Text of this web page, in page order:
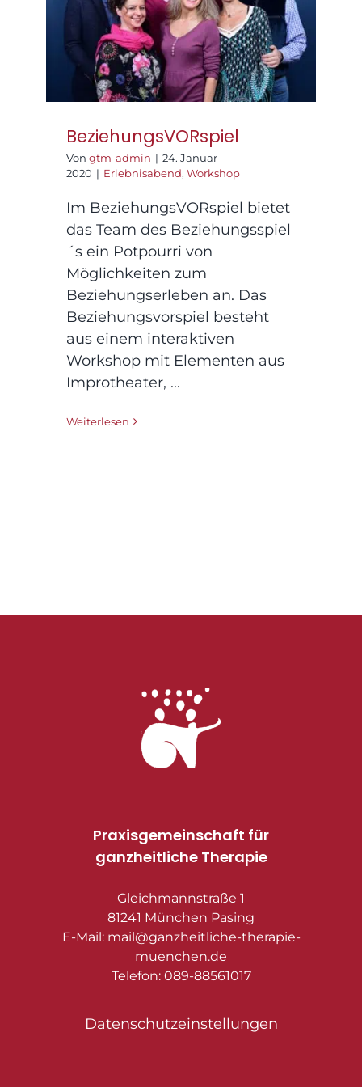
BeziehungsVORspiel
BeziehungsVORspiel
Von gtm-admin | 24. Januar
2020 | Erlebnisabend, Workshop
Im BeziehungsVORspiel bietet
das Team des Beziehungsspiel
´s ein Potpourri von
Möglichkeiten zum
Beziehungserleben an. Das
Beziehungsvorspiel besteht
aus einem interaktiven
Workshop mit Elementen aus
Improtheater, ...
Weiterlesen
Praxisgemeinschaft für
ganzheitliche Therapie
Gleichmannstraße 1
81241 München Pasing
E-Mail: mail@ganzheitliche-therapie-
muenchen.de
Telefon: 089-88561017
Datenschutzeinstellungen